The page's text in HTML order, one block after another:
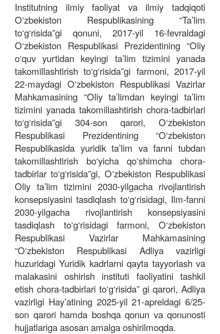
Institutning ilmiy faoliyat va ilmiy tadqiqoti
O‘zbekiston Respublikasining “Ta’lim
to‘g‘risida”gi qonuni, 2017-yil 16-fevraldagi
O‘zbekiston Respublikasi Prezidentining “Oliy
o‘quv yurtidan keyingi ta’lim tizimini yanada
takomillashtirish to‘g‘risida”gi farmoni, 2017-yil
22-maydagi O‘zbekiston Respublikasi Vazirlar
Mahkamasining “Oliy ta’limdan keyingi ta’lim
tizimini yanada takomillashtirish chora-tadbirlari
to‘g‘risida”gi 304-son qarori, O‘zbekiston
Respublikasi Prezidentining “O‘zbekiston
Respublikasida yuridik ta’lim va fanni tubdan
takomillashtirish bo‘yicha qo‘shimcha chora-
tadbirlar to‘g‘risida”gi, O‘zbekiston Respublikasi
Oliy ta’lim tizimini 2030-yilgacha rivojlantirish
konsepsiyasini tasdiqlash to‘g‘risidagi, Ilm-fanni
2030-yilgacha rivojlantirish konsepsiyasini
tasdiqlash to‘g‘risidagi farmoni, O‘zbekiston
Respublikasi Vazirlar Mahkamasining
“O‘zbekiston Respublikasi Adliya vazirligi
huzuridagi Yuridik kadrlarni qayta tayyorlash va
malakasini oshirish instituti faoliyatini tashkil
etish chora-tadbirlari to‘g‘risida” gi qarori, Adliya
vazirligi Hay’atining 2025-yil 21-apreldagi 6/25-
son qarori hamda boshqa qonun va qonunosti
hujjatlariga asosan amalga oshirilmoqda.